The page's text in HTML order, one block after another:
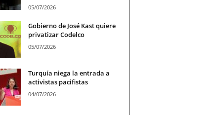
05/07/2026
Gobierno de José Kast quiere
privatizar Codelco
05/07/2026
Turquía niega la entrada a
activistas pacifistas
04/07/2026